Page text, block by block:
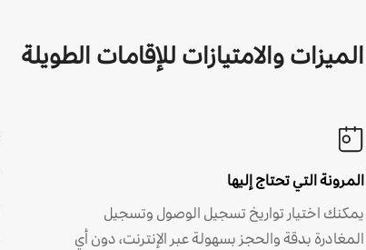
الميزات والامتيازات للإقامات الطويلة
المرونة التي تحتاج إليها
يمكنك اختيار تواريخ تسجيل الوصول وتسجيل
المغادرة بدقة والحجز بسهولة عبر الإنترنت، دون أي